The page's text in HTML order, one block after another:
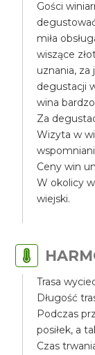
Gości
miła
wiszące
uznania, za
degustacji
wina
Za
Wizyta w
Ceny win
W okolicy
wiejski.
Trasa
Długość
Podczas
posiłek, a
Czas